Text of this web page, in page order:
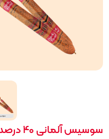
سوسیس آلمانی 40 درصد پک فود